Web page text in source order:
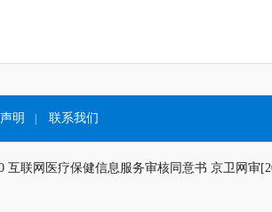
明 联系我们
互联网医疗保健信息服务审核同意书 京卫网审